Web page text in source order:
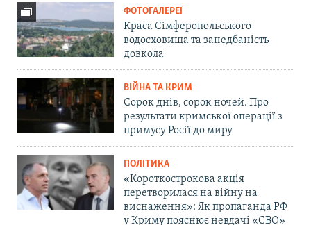
ФОТОГАЛЕРЕЇ
Краса Сімферопольського
водосховища та занедбаність
довкола
ВІЙНА ТА КРИМ
Сорок днів, сорок ночей. Про
результати кримської операції з
примусу Росії до миру
ПОЛІТИКА
«Короткострокова акція
перетворилася на війну на
виснаження»: Як пропаганда РФ
у Криму пояснює невдачі «СВО»